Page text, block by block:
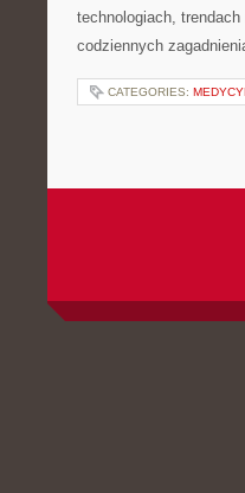
technologiach,
codziennych
CATEGORIES: